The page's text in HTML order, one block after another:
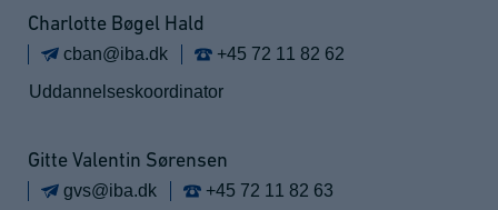
Charlotte Bøgel Hald
cban@iba.dk
+45 72 11 82 62
Uddannelseskoordinator
Gitte Valentin Sørensen
gvs@iba.dk
+45 72 11 82 63